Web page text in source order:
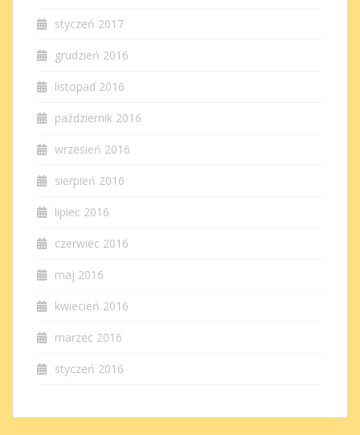
styczeń 2017
grudzień 2016
listopad 2016
październik 2016
wrzesień 2016
sierpień 2016
lipiec 2016
czerwiec 2016
maj 2016
kwiecień 2016
marzec 2016
styczeń 2016